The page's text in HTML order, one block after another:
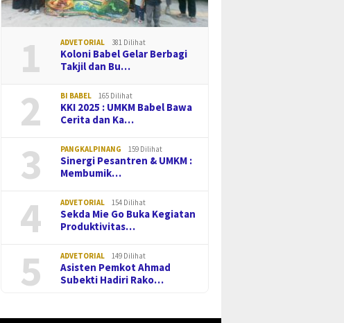
1 ADVETORIAL 381 Dilihat
Koloni Babel Gelar Berbagi
Takjil dan Bu…
2 BI BABEL 165 Dilihat
KKI 2025 : UMKM Babel Bawa
Cerita dan Ka…
3 PANGKALPINANG 159 Dilihat
Sinergi Pesantren & UMKM :
Membumik…
4 ADVETORIAL 154 Dilihat
Sekda Mie Go Buka Kegiatan
Produktivitas…
5 ADVETORIAL 149 Dilihat
Asisten Pemkot Ahmad
Subekti Hadiri Rako…